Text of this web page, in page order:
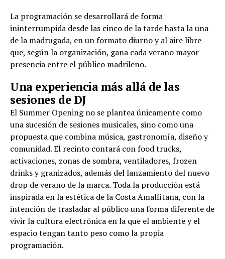
La programación se desarrollará de forma
ininterrumpida desde las cinco de la tarde hasta la una
de la madrugada, en un formato diurno y al aire libre
que, según la organización, gana cada verano mayor
presencia entre el público madrileño.
Una experiencia más allá de las
sesiones de DJ
El Summer Opening no se plantea únicamente como
una sucesión de sesiones musicales, sino como una
propuesta que combina música, gastronomía, diseño y
comunidad. El recinto contará con food trucks,
activaciones, zonas de sombra, ventiladores, frozen
drinks y granizados, además del lanzamiento del nuevo
drop de verano de la marca. Toda la producción está
inspirada en la estética de la Costa Amalfitana, con la
intención de trasladar al público una forma diferente de
vivir la cultura electrónica en la que el ambiente y el
espacio tengan tanto peso como la propia
programación.